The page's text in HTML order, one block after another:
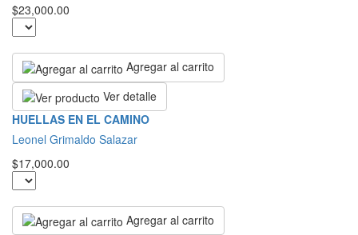
$23,000.00
Agregar al carrito
Ver detalle
HUELLAS EN EL CAMINO
Leonel Grimaldo Salazar
$17,000.00
Agregar al carrito